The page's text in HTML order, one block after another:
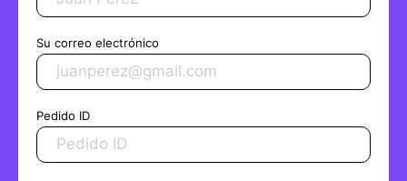
Su correo electrónico
Pedido ID